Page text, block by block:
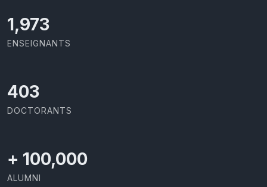
2,086
ENSEIGNANTS
426
DOCTORANTS
+ 100,000
ALUMNI